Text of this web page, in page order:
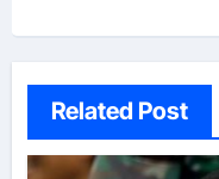
Related Post